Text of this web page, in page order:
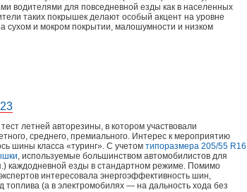
водителями для повседневной езды как в населенных
таких покрышек делают особый акцент на уровне
сухом и мокром покрытии, малошумности и низком
летней авторезины, в котором участвовали
среднего, премиального. Интерес к мероприятию
шины класса «туринг». С учетом типоразмера 205/55 R16
, используемые большинством автомобилистов для
каждодневной езды в стандартном режиме. Помимо
интересовала энергоэффективность шин,
топлива (а в электромобилях — на дальность хода без